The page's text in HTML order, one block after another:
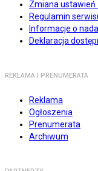
Zmiana ustawień
Regulamin
Informacje o
Deklaracja
REKLAMA I PRENUMERATA
Reklama
Ogłoszenia
Prenumerata
Archiwum